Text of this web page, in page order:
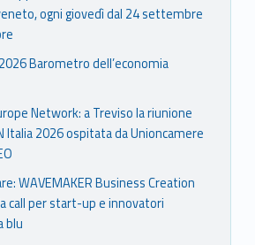
ogni giovedì dal 24 settembre
Barometro dell’economia
Network: a Treviso la riunione
Italia 2026 ospitata da Unioncamere
WAVEMAKER Business Creation
call per start-up e innovatori
blu